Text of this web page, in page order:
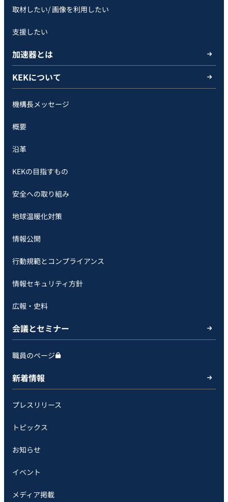
取材したい/ 画像を利用したい
支援したい
加速器とは
KEKについて
機構長メッセージ
概要
沿革
KEKの目指すもの
安全への取り組み
地球温暖化対策
情報公開
行動規範とコンプライアンス
情報セキュリティ方針
広報・史料
会議とセミナー
職員のページ
新着情報
プレスリリース
トピックス
お知らせ
イベント
メディア掲載